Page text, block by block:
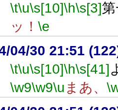
\t\u\s[10]\h\s[3]
ッ！ \e
04/30 21:51
\t\u\s[10]\h\s[41]
\w9\w9\u まあ、